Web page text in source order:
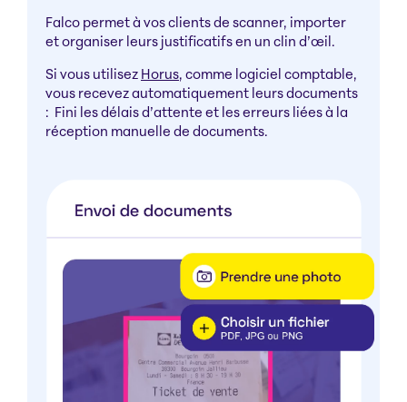
Falco permet à vos clients de scanner, importer
et organiser leurs justificatifs en un clin d’œil.
Si vous utilisezHorus, comme logiciel comptable,
vous recevez automatiquement leurs documents
: Fini les délais d’attente et les erreurs liées à la
réception manuelle de documents.